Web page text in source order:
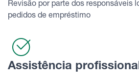
Revisão por parte dos responsáveis
pedidos de empréstimo
Assistência